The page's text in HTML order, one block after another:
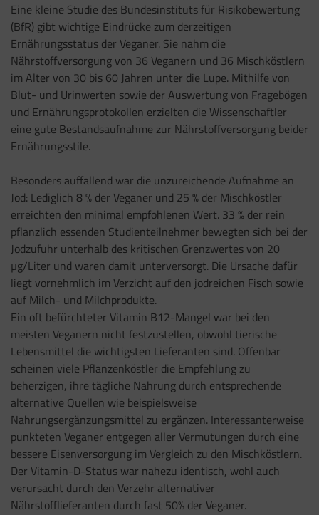
Eine kleine Studie des Bundesinstituts für Risikobewertung
(BfR) gibt wichtige Eindrücke zum derzeitigen
Ernährungsstatus der Veganer. Sie nahm die
Nährstoffversorgung von 36 Veganern und 36 Mischköstlern
im Alter von 30 bis 60 Jahren unter die Lupe. Mithilfe von
Blut- und Urinwerten sowie der Auswertung von Fragebögen
und Ernährungsprotokollen erzielten die Wissenschaftler
eine gute Bestandsaufnahme zur Nährstoffversorgung beider
Ernährungsstile.
Besonders auffallend war die unzureichende Aufnahme an
Jod: Lediglich 8 % der Veganer und 25 % der Mischköstler
erreichten den minimal empfohlenen Wert. 33 % der rein
pflanzlich essenden Studienteilnehmer bewegten sich bei der
Jodzufuhr unterhalb des kritischen Grenzwertes von 20
µg/Liter und waren damit unterversorgt. Die Ursache dafür
liegt vornehmlich im Verzicht auf den jodreichen Fisch sowie
auf Milch- und Milchprodukte.
Ein oft befürchteter Vitamin B12-Mangel war bei den
meisten Veganern nicht festzustellen, obwohl tierische
Lebensmittel die wichtigsten Lieferanten sind. Offenbar
scheinen viele Pflanzenköstler die Empfehlung zu
beherzigen, ihre tägliche Nahrung durch entsprechende
alternative Quellen wie beispielsweise
Nahrungsergänzungsmittel zu ergänzen. Interessanterweise
punkteten Veganer entgegen aller Vermutungen durch eine
bessere Eisenversorgung im Vergleich zu den Mischköstlern.
Der Vitamin-D-Status war nahezu identisch, wohl auch
verursacht durch den Verzehr alternativer
Nährstofflieferanten durch fast 50% der Veganer.